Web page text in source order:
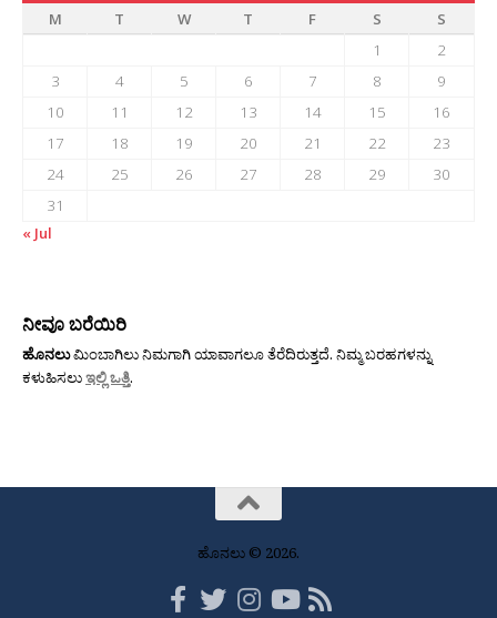
M
T W T F S
S
1
2
3
4 5 6 7 8
9
10
11 12 13 14 15
16
17
18 19 20 21 22
23
24
25 26 27 28 29
30
31
« Jul
ನೀವೂ ಬರೆಯಿರಿ
ಹೊನಲುಮಿಂಬಾಗಿಲು ನಿಮಗಾಗಿ ಯಾವಾಗಲೂ ತೆರೆದಿರುತ್ತದೆ. ನಿಮ್ಮ ಬರಹಗಳನ್ನು
ಕಳುಹಿಸಲುಇಲ್ಲಿ ಒತ್ತಿ.
ಹೊನಲು © 2026.